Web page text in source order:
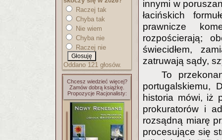
Raczej tak
Chyba tak
Nie wiem
Chyba nie
Raczej nie
Oddano 121 głosów.
Chcesz wiedzieć więcej?
Zamów dobrą książkę.
Propozycje Racjonalisty:
innymi w
łacińskich
prawnicze
rozpościerają;
świecidłem,
zatruwają sądy,
To
portugalskiemu,
historia mówi, iż
prokuratorów i
rozsądną miarę
procesujące się